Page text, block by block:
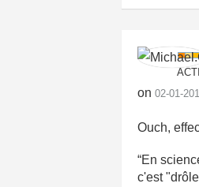
on ‎02-01-
Ouch,
“En
c'est